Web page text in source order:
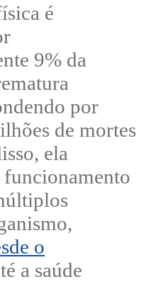
é
9% da
por
de mortes
ela
o
a saúde